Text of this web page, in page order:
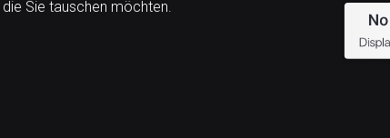
die Sie tauschen möchten.